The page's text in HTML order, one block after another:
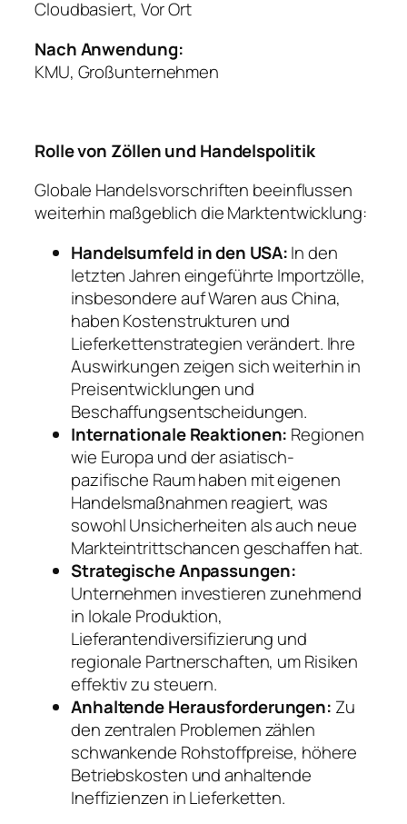
Cloudbasiert, Vor Ort
Nach Anwendung:
KMU, Großunternehmen
Rolle von Zöllen und Handelspolitik
Globale Handelsvorschriften beeinflussen
weiterhin maßgeblich die Marktentwicklung:
Handelsumfeld in den USA:In den
letzten Jahren eingeführte Importzölle,
insbesondere auf Waren aus China,
haben Kostenstrukturen und
Lieferkettenstrategien verändert. Ihre
Auswirkungen zeigen sich weiterhin in
Preisentwicklungen und
Beschaffungsentscheidungen.
Internationale Reaktionen: Regionen
wie Europa und der asiatisch-
pazifische Raum haben mit eigenen
Handelsmaßnahmen reagiert, was
sowohl Unsicherheiten als auch neue
Markteintrittschancen geschaffen hat.
Strategische Anpassungen:
Unternehmen investieren zunehmend
in lokale Produktion,
Lieferantendiversifizierung und
regionale Partnerschaften, um Risiken
effektiv zu steuern.
Anhaltende Herausforderungen: Zu
den zentralen Problemen zählen
schwankende Rohstoffpreise, höhere
Betriebskosten und anhaltende
Ineffizienzen in Lieferketten.